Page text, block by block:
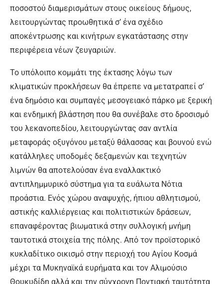
ποσοστού διαμερισμάτων στους οικείους δήμους,
λειτουργώντας προωθητικά σ’ ένα σχέδιο
αποκέντρωσης και κινήτρων εγκατάστασης στην
περιφέρεια νέων ζευγαριών.
Το υπόλοιπο κομμάτι της έκτασης λόγω των
κλιματικών προκλήσεων θα έπρεπε να μετατραπεί σ’
ένα δημόσιο και συμπαγές μεσογειακό πάρκο με ξερική
και ενδημική βλάστηση που θα συνέβαλε στο δροσισμό
του λεκανοπεδίου, λειτουργώντας σαν αντλία
μεταφοράς οξυγόνου μεταξύ θάλασσας και βουνού ενώ
κατάλληλες υποδομές δεξαμενών και τεχνητών
λιμνών θα αποτελούσαν ένα εναλλακτικό
αντιπλημμυρικό σύστημα για τα ευάλωτα Νότια
προάστια. Ενός χώρου αναψυχής, ήπιου αθλητισμού,
αστικής καλλιέργειας και πολιτιστικών δράσεων,
επαναφέροντας βιωματικά στην συλλογική μνήμη
ταυτοτικά στοιχεία της πόλης. Από τον προϊστορικό
κυκλαδίτικο οικισμό στην περιοχή του Αγίου Κοσμά
μέχρι τα Μυκηναϊκά ευρήματα και τον Αλιμούσιο
Θουκυδίδη αλλά και την σύγχρονη Ποντιακή ταυτότητα